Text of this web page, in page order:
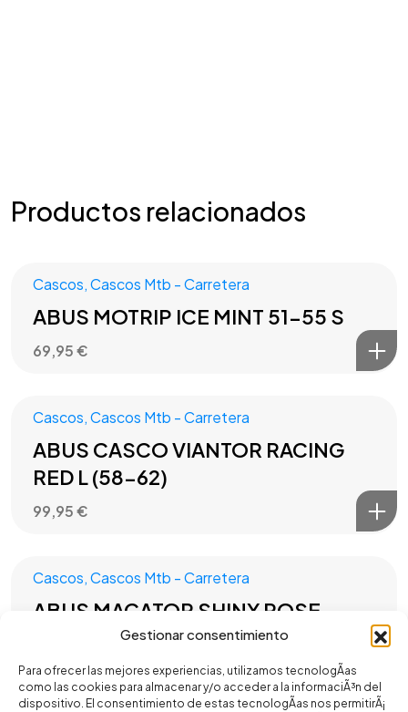
Gestionar consentimiento
Para ofrecer las mejores experiencias, utilizamos tecnologÃ­as
como las cookies para almacenar y/o acceder a la informaciÃ³n del
dispositivo. El consentimiento de estas tecnologÃ­as nos permitirÃ¡
Productos relacionados
Cascos,Cascos Mtb - Carretera
ABUS MOTRIP ICE MINT 51-55 S
69,95€
Cascos,Cascos Mtb - Carretera
ABUS CASCO VIANTOR RACING
RED L (58-62)
99,95€
Cascos,Cascos Mtb - Carretera
ABUS MACATOR SHINY ROSE
59,95€